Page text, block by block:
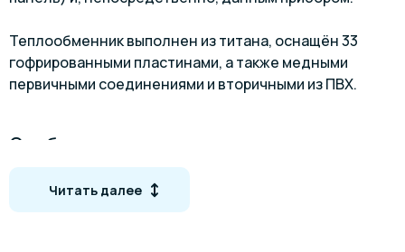
Теплообменник выполнен из титана, оснащён 33
гофрированными пластинами, а также медными
первичными соединениями и вторичными из ПВХ.
Особенности
Гофрированные пластины
Прокладки EPDM
Читать далее